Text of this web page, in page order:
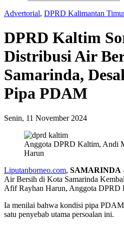
Advertorial, DPRD Kalimantan
DPRD Kaltim
Distribusi Air
Samarinda,
Pipa PDAM
Senin, 11 November 2024
Anggota DPRD Kaltim, Andi
Harun
Liputanborneo.com, SAMARINDA
Air Bersih di Kota Samarinda
Afif Rayhan Harun, Anggota DPRD
Ia menilai bahwa kondisi pipa
satu penyebab utama persoalan ini.